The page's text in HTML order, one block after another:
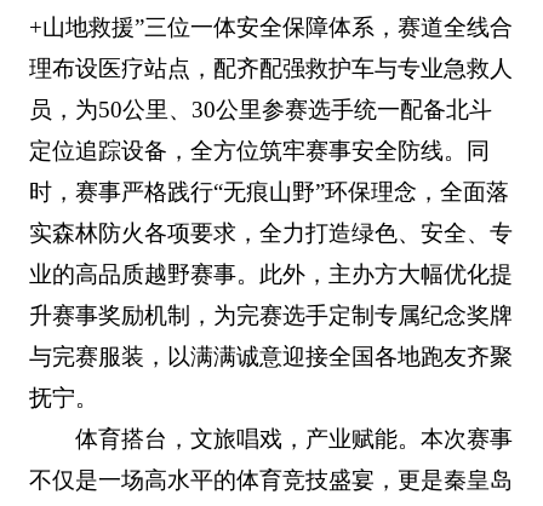
+山地救援”三位一体安全保障体系，赛道全线合
理布设医疗站点，配齐配强救护车与专业急救人
员，为50公里、30公里参赛选手统一配备北斗
定位追踪设备，全方位筑牢赛事安全防线。同
时，赛事严格践行“无痕山野”环保理念，全面落
实森林防火各项要求，全力打造绿色、安全、专
业的高品质越野赛事。此外，主办方大幅优化提
升赛事奖励机制，为完赛选手定制专属纪念奖牌
与完赛服装，以满满诚意迎接全国各地跑友齐聚
抚宁。
体育搭台，文旅唱戏，产业赋能。本次赛事
不仅是一场高水平的体育竞技盛宴，更是秦皇岛